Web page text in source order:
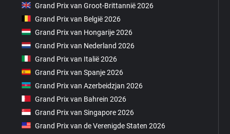
Grand Prix van Groot-Brittannië 2026
Grand Prix van België 2026
Grand Prix van Hongarije 2026
Grand Prix van Nederland 2026
Grand Prix van Italië 2026
Grand Prix van Spanje 2026
Grand Prix van Azerbeidzjan 2026
Grand Prix van Bahrein 2026
Grand Prix van Singapore 2026
Grand Prix van de Verenigde Staten 2026